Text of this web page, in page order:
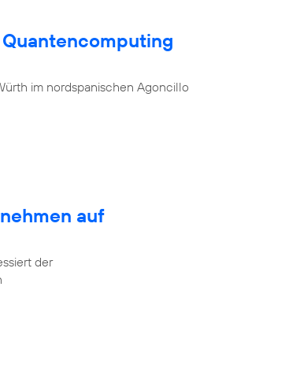
im nordspanischen Agoncillo
auf
der